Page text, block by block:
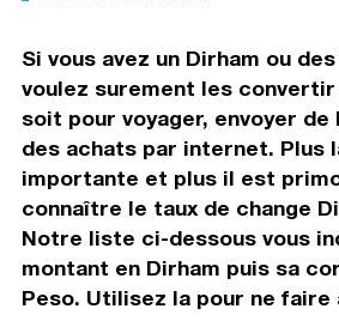
Si vous avez un Dirham ou
voulez surement les convertir
soit pour voyager, envoyer
des achats par internet. Plus
importante et plus il est
connaître le taux de change
Notre liste ci-dessous vous
montant en Dirham puis sa
Peso. Utilisez la pour ne faire